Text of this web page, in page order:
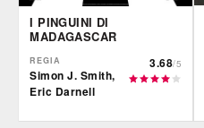
I PINGUINI DI
MADAGASCAR
REGIA
Simon J. Smith,
Eric Darnell
3.68/5